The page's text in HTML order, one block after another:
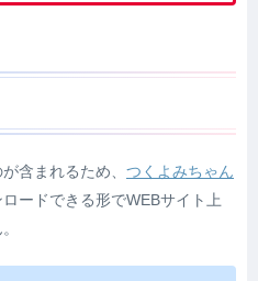
含まれるため、 つくよみちゃん
ードできる形でWEBサイト上